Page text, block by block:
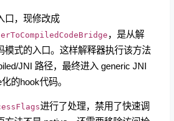
口，现修改成
，是从解
模式的入口。这样解释器执行该方法
JNI 路径，最终进入 generic JNI
的hook代码。
进行了处理，禁用了快速调